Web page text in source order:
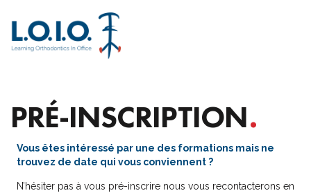
PRÉ-INSCRIPTION
Vous êtes intéressé par une des formations mais ne
trouvez de date qui vous conviennent ?
N’hésiter pas à vous pré-inscrire nous vous recontacterons en